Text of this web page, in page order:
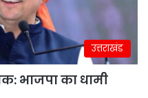
उत्तराखंड
भाजपा का धामी